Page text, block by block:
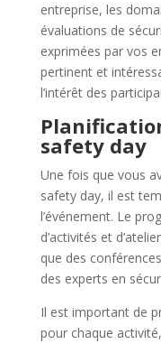
entreprise, les
évaluations de
exprimées par vos
pertinent et
l’intérêt des
safety day
Une fois que vous
safety day, il est
l’événement. Le
d’activités et
que des
des experts en
Il est important de
pour chaque